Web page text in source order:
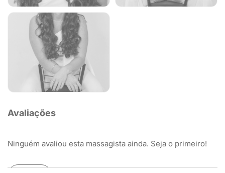
Avaliações
Ninguém avaliou esta massagista ainda. Seja o primeiro!